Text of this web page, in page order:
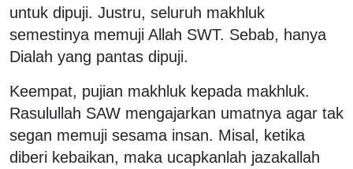
untuk dipuji. Justru, seluruh makhluk
semestinya memuji Allah SWT. Sebab, hanya
Dialah yang pantas dipuji.
Keempat, pujian makhluk kepada makhluk.
Rasulullah SAW mengajarkan umatnya agar tak
segan memuji sesama insan. Misal, ketika
diberi kebaikan, maka ucapkanlah jazakallah